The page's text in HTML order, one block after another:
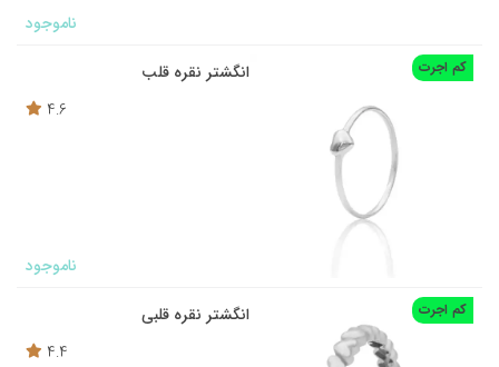
ناموجود
کم اجرت
انگشتر نقره قلب
4.6
ناموجود
کم اجرت
انگشتر نقره قلبی
4.4